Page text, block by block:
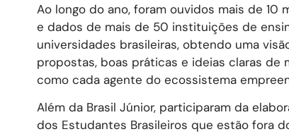
Ao longo do ano, foram ouvidos mais de
e dados de mais de 50 instituições de
universidades brasileiras, obtendo uma
propostas, boas práticas e ideias claras de
como cada agente do ecossistema
Além da Brasil Júnior, participaram da
dos Estudantes Brasileiros que estão fora